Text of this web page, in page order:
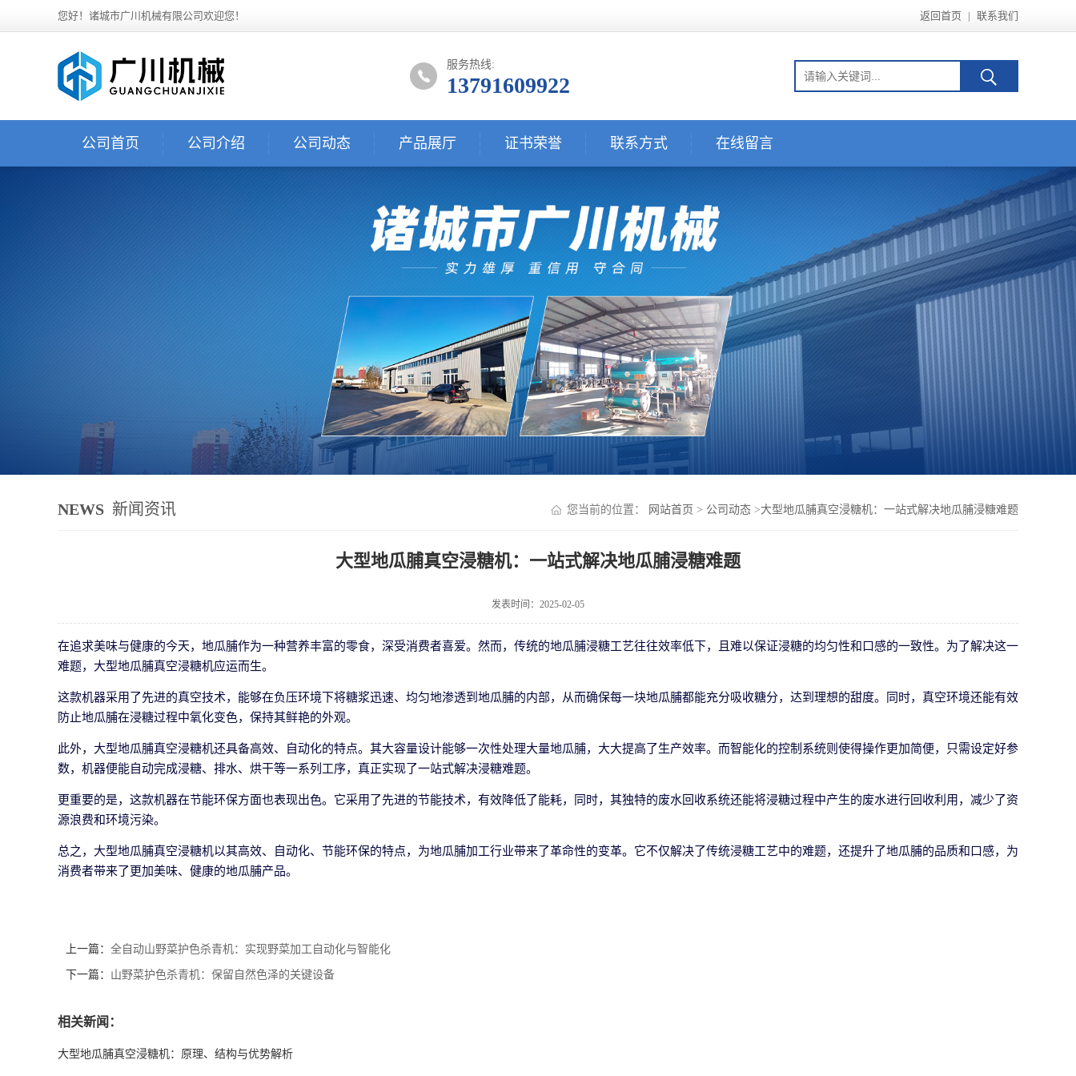
您好！诸城市广川机械有限公司欢迎您！ 返回首页 | 联系我们
服务热线:
13791609922
公司首页 公司介绍 公司动态 产品展厅 证书荣誉 联系方式 在线留言
NEWS 新闻资讯 您当前的位置： 网站首页 > 公司动态 >大型地瓜脯真空浸糖机：一站式解决地瓜脯浸糖难题
大型地瓜脯真空浸糖机：一站式解决地瓜脯浸糖难题
发表时间：2025-02-05
在追求美味与健康的今天，地瓜脯作为一种营养丰富的零食，深受消费者喜爱。然而，传统的地瓜脯浸糖工艺往往效率低下，且难以保证浸糖的均匀性和口感的一致性。为了解决这一
难题，大型地瓜脯真空浸糖机应运而生。
这款机器采用了先进的真空技术，能够在负压环境下将糖浆迅速、均匀地渗透到地瓜脯的内部，从而确保每一块地瓜脯都能充分吸收糖分，达到理想的甜度。同时，真空环境还能有效
防止地瓜脯在浸糖过程中氧化变色，保持其鲜艳的外观。
此外，大型地瓜脯真空浸糖机还具备高效、自动化的特点。其大容量设计能够一次性处理大量地瓜脯，大大提高了生产效率。而智能化的控制系统则使得操作更加简便，只需设定好参
数，机器便能自动完成浸糖、排水、烘干等一系列工序，真正实现了一站式解决浸糖难题。
更重要的是，这款机器在节能环保方面也表现出色。它采用了先进的节能技术，有效降低了能耗，同时，其独特的废水回收系统还能将浸糖过程中产生的废水进行回收利用，减少了资
源浪费和环境污染。
总之，大型地瓜脯真空浸糖机以其高效、自动化、节能环保的特点，为地瓜脯加工行业带来了革命性的变革。它不仅解决了传统浸糖工艺中的难题，还提升了地瓜脯的品质和口感，为
消费者带来了更加美味、健康的地瓜脯产品。
上一篇： 全自动山野菜护色杀青机：实现野菜加工自动化与智能化
下一篇： 山野菜护色杀青机：保留自然色泽的关键设备
相关新闻：
大型地瓜脯真空浸糖机：原理、结构与优势解析